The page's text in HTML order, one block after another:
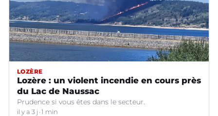
LOZÈRE
Lozère : un violent incendie en cours près
du Lac de Naussac
Prudence si vous êtes dans le secteur.
il y a 3 j 1 min